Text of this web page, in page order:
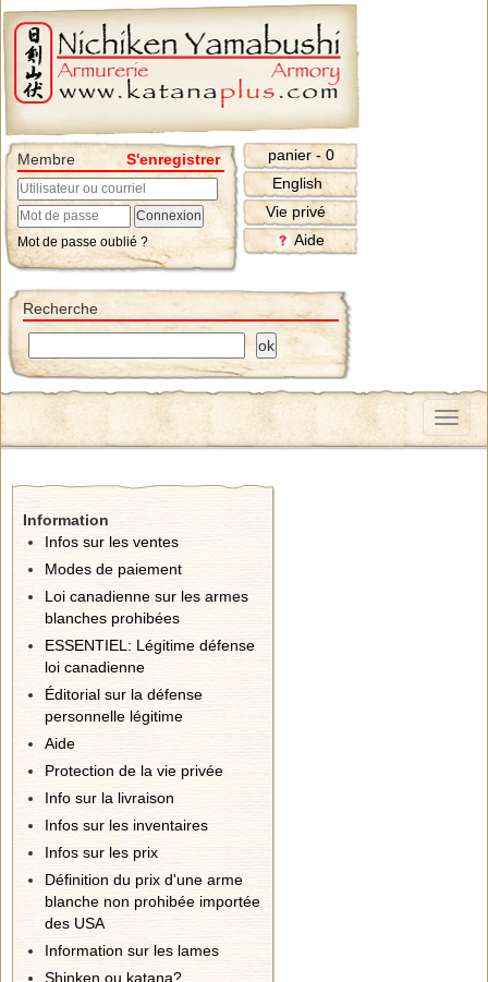
Membre S'enregistrer
Mot de passe oublié ?
panier - 0
English
Vie privé
Aide
Recherche
Menu
Information
Infos sur les ventes
Modes de paiement
Loi canadienne sur les armes
blanches prohibées
ESSENTIEL: Légitime défense
loi canadienne
Éditorial sur la défense
personnelle légitime
Aide
Protection de la vie privée
Info sur la livraison
Infos sur les inventaires
Infos sur les prix
Définition du prix d'une arme
blanche non prohibée importée
des USA
Information sur les lames
Shinken ou katana?